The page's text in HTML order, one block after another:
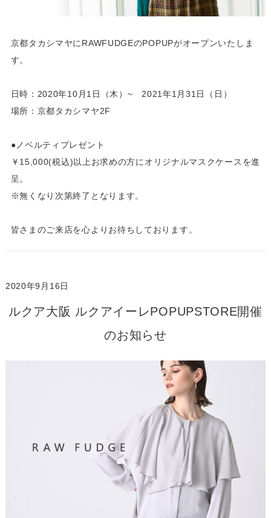
京都タカシマヤにRAWFUDGEのPOPUPがオープンいたしま
す。
日時：2020年10月1日（木）~ 2021年1月31日（日）
場所：京都タカシマヤ2F
●ノベルティプレゼント
￥15,000(税込)以上お求めの方にオリジナルマスクケースを進
呈。
※無くなり次第終了となります。
皆さまのご来店を心よりお待ちしております。
2020年9月16日
ルクア大阪 ルクアイーレPOPUPSTORE開催
のお知らせ